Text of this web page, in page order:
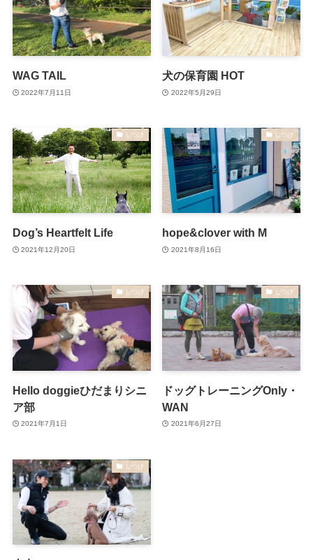
WAG TAIL
2022年7月11日
犬の保育園 HOT
2022年5月29日
しつけ
Dog’s Heartfelt Life
2021年12月20日
しつけ
hope&clover with M
2021年8月16日
しつけ
Hello doggieひだまりシニ
ア部
2021年7月1日
しつけ
ドッグトレーニングOnly・
WAN
2021年6月27日
しつけ